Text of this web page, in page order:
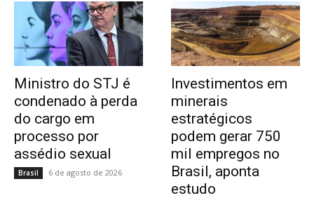
Ministro do STJ é
condenado à perda
do cargo em
processo por
assédio sexual
Brasil 6 de agosto de 2026
Investimentos em
minerais
estratégicos
podem gerar 750
mil empregos no
Brasil, aponta
estudo